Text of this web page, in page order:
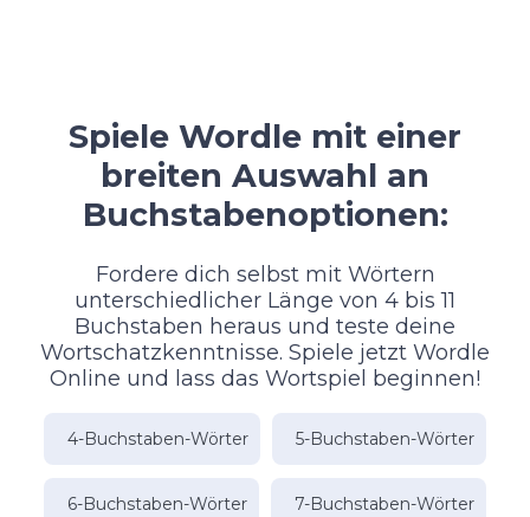
Spiele Wordle mit einer
breiten Auswahl an
Buchstabenoptionen:
Fordere dich selbst mit Wörtern
unterschiedlicher Länge von 4 bis 11
Buchstaben heraus und teste deine
Wortschatzkenntnisse. Spiele jetzt Wordle
Online und lass das Wortspiel beginnen!
4-Buchstaben-Wörter 5-Buchstaben-Wörter
6-Buchstaben-Wörter 7-Buchstaben-Wörter